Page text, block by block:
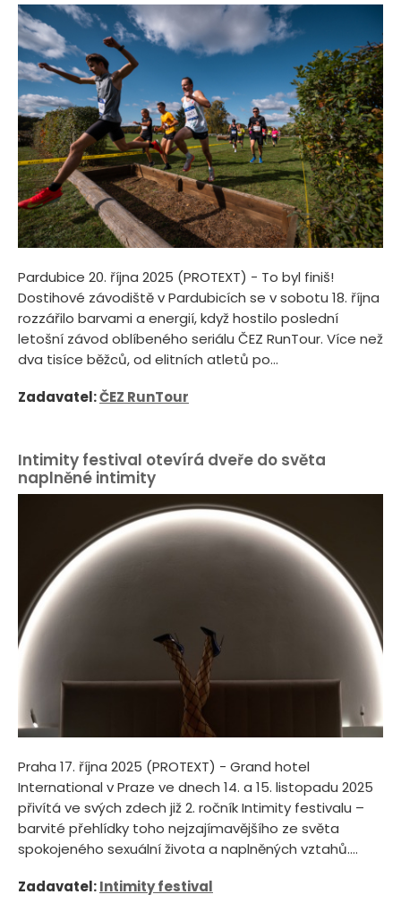
Pardubice 20. října 2025 (PROTEXT) - To byl finiš!
Dostihové závodiště v Pardubicích se v sobotu 18. října
rozzářilo barvami a energií, když hostilo poslední
letošní závod oblíbeného seriálu ČEZ RunTour. Více než
dva tisíce běžců, od elitních atletů po...
Zadavatel:ČEZ RunTour
Intimity festival otevírá dveře do světa
naplněné intimity
Praha 17. října 2025 (PROTEXT) - Grand hotel
International v Praze ve dnech 14. a 15. listopadu 2025
přivítá ve svých zdech již 2. ročník Intimity festivalu –
barvité přehlídky toho nejzajímavějšího ze světa
spokojeného sexuální života a naplněných vztahů....
Zadavatel:Intimity festival